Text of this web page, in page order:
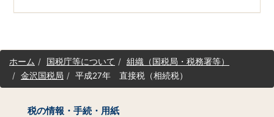
サ
イホーム 国税庁等について
組織（国税局・税務署等）
金沢国税局
平成27年 直接税（相続税）
税の情報・手続・用紙